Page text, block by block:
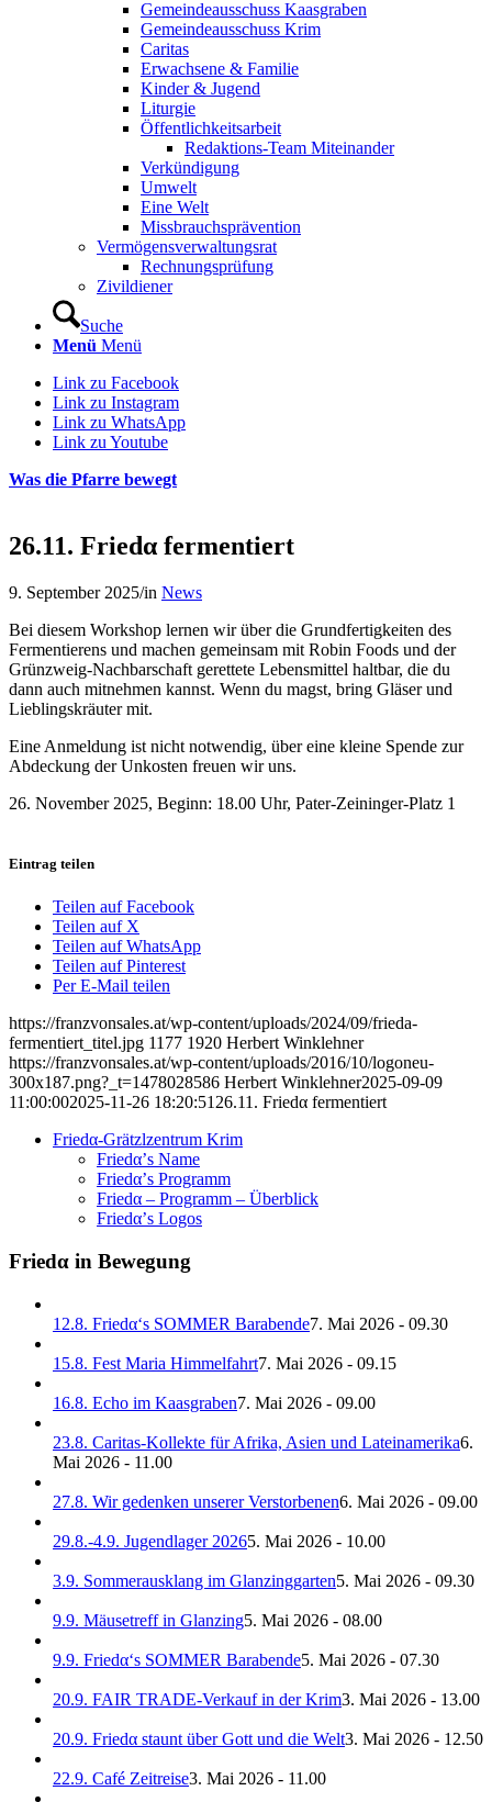
Gemeindeausschuss Kaasgraben
Gemeindeausschuss Krim
Caritas
Erwachsene & Familie
Kinder & Jugend
Liturgie
Öffentlichkeitsarbeit
Redaktions-Team Miteinander
Verkündigung
Umwelt
Eine Welt
Missbrauchsprävention
Vermögensverwaltungsrat
Rechnungsprüfung
Zivildiener
Suche
Menü Menü
Link zu Facebook
Link zu Instagram
Link zu WhatsApp
Link zu Youtube
Was die Pfarre bewegt
26.11. Friedα fermentiert
9. September 2025/in News
Bei diesem Workshop lernen wir über die Grundfertigkeiten des
Fermentierens und machen gemeinsam mit Robin Foods und der
Grünzweig-Nachbarschaft gerettete Lebensmittel haltbar, die du
dann auch mitnehmen kannst. Wenn du magst, bring Gläser und
Lieblingskräuter mit.
Eine Anmeldung ist nicht notwendig, über eine kleine Spende zur
Abdeckung der Unkosten freuen wir uns.
26. November 2025, Beginn: 18.00 Uhr, Pater-Zeininger-Platz 1
Eintrag teilen
Teilen auf Facebook
Teilen auf X
Teilen auf WhatsApp
Teilen auf Pinterest
Per E-Mail teilen
https://franzvonsales.at/wp-content/uploads/2024/09/frieda-
fermentiert_titel.jpg 1177 1920 Herbert Winklehner
https://franzvonsales.at/wp-content/uploads/2016/10/logoneu-
300x187.png?_t=1478028586 Herbert Winklehner2025-09-09
11:00:002025-11-26 18:20:51 26.11. Friedα fermentiert
Friedα-Grätzlzentrum Krim
Friedα’s Name
Friedα’s Programm
Friedα – Programm – Überblick
Friedα’s Logos
Friedα in Bewegung
12.8. Friedα‘s SOMMER Barabende7. Mai 2026 - 09.30
15.8. Fest Maria Himmelfahrt7. Mai 2026 - 09.15
16.8. Echo im Kaasgraben7. Mai 2026 - 09.00
23.8. Caritas-Kollekte für Afrika, Asien und Lateinamerika6.
Mai 2026 - 11.00
27.8. Wir gedenken unserer Verstorbenen6. Mai 2026 - 09.00
29.8.-4.9. Jugendlager 20265. Mai 2026 - 10.00
3.9. Sommerausklang im Glanzinggarten5. Mai 2026 - 09.30
9.9. Mäusetreff in Glanzing5. Mai 2026 - 08.00
9.9. Friedα‘s SOMMER Barabende5. Mai 2026 - 07.30
20.9. FAIR TRADE-Verkauf in der Krim3. Mai 2026 - 13.00
20.9. Friedα staunt über Gott und die Welt3. Mai 2026 - 12.50
22.9. Café Zeitreise3. Mai 2026 - 11.00